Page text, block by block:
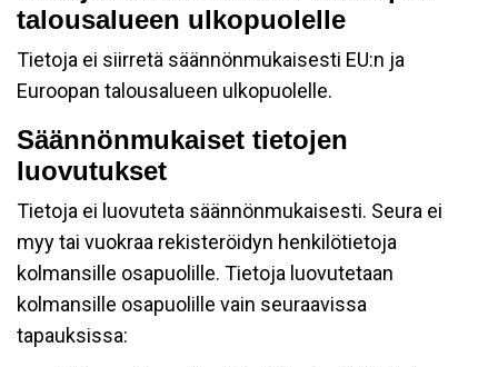
talousalueen ulkopuolelle
Tietoja ei siirretä säännönmukaisesti EU:n ja
Euroopan talousalueen ulkopuolelle.
Säännönmukaiset tietojen
luovutukset
Tietoja ei luovuteta säännönmukaisesti. Seura ei
myy tai vuokraa rekisteröidyn henkilötietoja
kolmansille osapuolille. Tietoja luovutetaan
kolmansille osapuolille vain seuraavissa
tapauksissa: